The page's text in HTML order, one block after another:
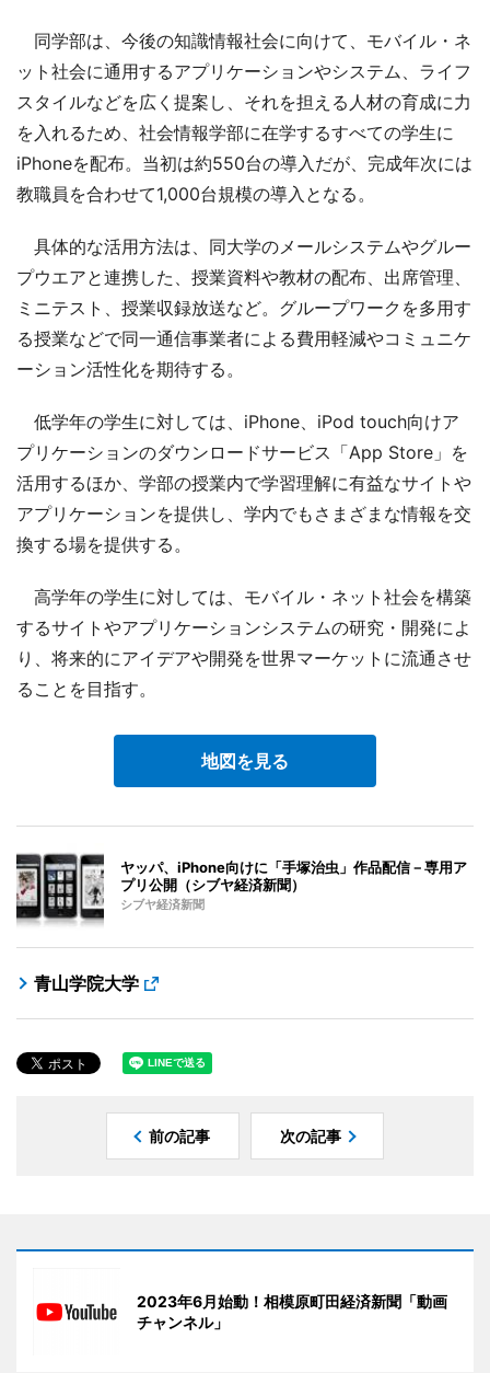
同学部は、今後の知識情報社会に向けて、モバイル・ネ
ット社会に通用するアプリケーションやシステム、ライフ
スタイルなどを広く提案し、それを担える人材の育成に力
を入れるため、社会情報学部に在学するすべての学生に
iPhoneを配布。当初は約550台の導入だが、完成年次には
教職員を合わせて1,000台規模の導入となる。
具体的な活用方法は、同大学のメールシステムやグルー
プウエアと連携した、授業資料や教材の配布、出席管理、
ミニテスト、授業収録放送など。グループワークを多用す
る授業などで同一通信事業者による費用軽減やコミュニケ
ーション活性化を期待する。
低学年の学生に対しては、iPhone、iPod touch向けア
プリケーションのダウンロードサービス「App Store」を
活用するほか、学部の授業内で学習理解に有益なサイトや
アプリケーションを提供し、学内でもさまざまな情報を交
換する場を提供する。
高学年の学生に対しては、モバイル・ネット社会を構築
するサイトやアプリケーションシステムの研究・開発によ
り、将来的にアイデアや開発を世界マーケットに流通させ
ることを目指す。
地図を見る
ヤッパ、iPhone向けに「手塚治虫」作品配信－専用ア
プリ公開（シブヤ経済新聞）
シブヤ経済新聞
青山学院大学
前の記事 次の記事
2023年6月始動！相模原町田経済新聞「動画
チャンネル」